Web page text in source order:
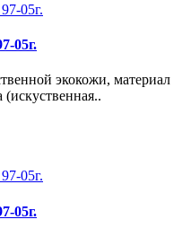
05г.
экокожи, материал
05г.